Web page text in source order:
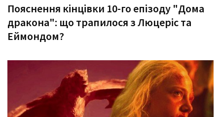
Пояснення кінцівки 10-го епізоду "Дома
дракона": що трапилося з Люцеріс та
Еймондом?